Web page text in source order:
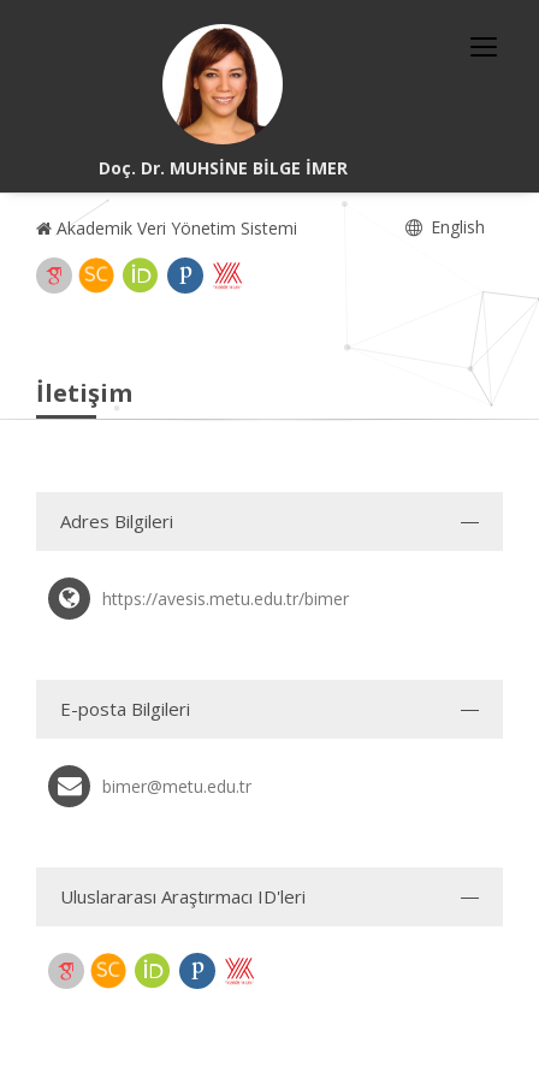
Doç. Dr. MUHSİNE BİLGE İMER
Akademik Veri Yönetim Sistemi English
İletişim
Adres Bilgileri
https://avesis.metu.edu.tr/bimer
E-posta Bilgileri
bimer@metu.edu.tr
Uluslararası Araştırmacı ID'leri